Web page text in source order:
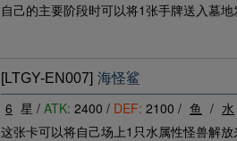
自己的主要阶段时可以将1张手牌送入墓
[LTGY-EN007] 海怪鲨
6 星 / ATK: 2400 / DEF: 2100 / 鱼 / 水
这张卡可以将自己场上1只水属性怪兽解放